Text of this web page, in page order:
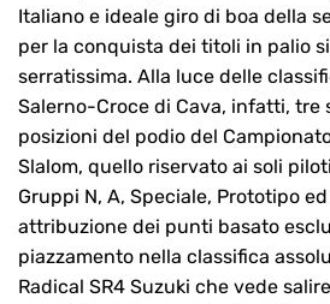
Italiano e ideale giro di boa della
per la conquista dei titoli in palio
serratissima. Alla luce delle
Salerno-Croce di Cava, infatti, tre
posizioni del podio del
Slalom, quello riservato ai soli
Gruppi N, A, Speciale, Prototipo
attribuzione dei punti basato
piazzamento nella classifica
Radical SR4 Suzuki che vede